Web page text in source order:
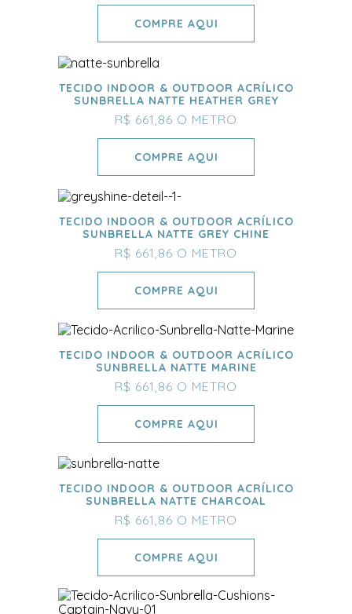
COMPRE AQUI
TECIDO INDOOR & OUTDOOR ACRÍLICO
SUNBRELLA NATTE HEATHER GREY
R$ 661,86 O METRO
COMPRE AQUI
TECIDO INDOOR & OUTDOOR ACRÍLICO
SUNBRELLA NATTE GREY CHINE
R$ 661,86 O METRO
COMPRE AQUI
TECIDO INDOOR & OUTDOOR ACRÍLICO
SUNBRELLA NATTE MARINE
R$ 661,86 O METRO
COMPRE AQUI
TECIDO INDOOR & OUTDOOR ACRÍLICO
SUNBRELLA NATTE CHARCOAL
R$ 661,86 O METRO
COMPRE AQUI